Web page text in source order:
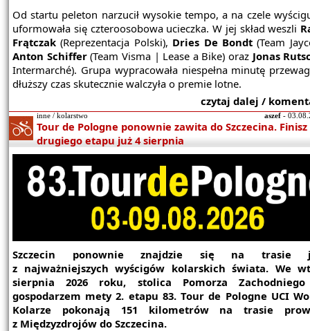
Od startu peleton narzucił wysokie tempo, a na czele
uformowała się czteroosobowa ucieczka. W jej skład weszli
Frątczak (Reprezentacja Polski), Dries De Bondt(Team
Anton Schiffer(Team Visma | Lease a Bike) oraz Jonas
Intermarché). Grupa wypracowała niespełna minutę
dłuższy czas skutecznie walczyła o premie lotne.
czytaj dalej /
inne / kolarstwo aszef -
Tour de Pologne ponownie zawita do Szczecina. Finisz
drugiego etapu już 4 sierpnia
Szczecin ponownie znajdzie się na trasie
z najważniejszych wyścigów kolarskich świata. We
sierpnia 2026 roku, stolica Pomorza Zachodniego
gospodarzem mety 2. etapu 83. Tour de Pologne UCI
Kolarze pokonają 151 kilometrów na trasie
z Międzyzdrojów do Szczecina.